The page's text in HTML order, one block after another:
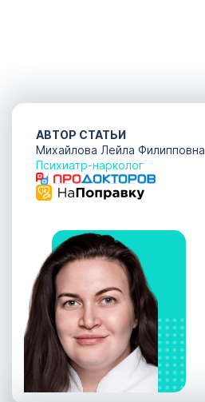
АВТОР СТАТЬИ
Михайлова Лейла Филипповна
Психиатр-нарколог